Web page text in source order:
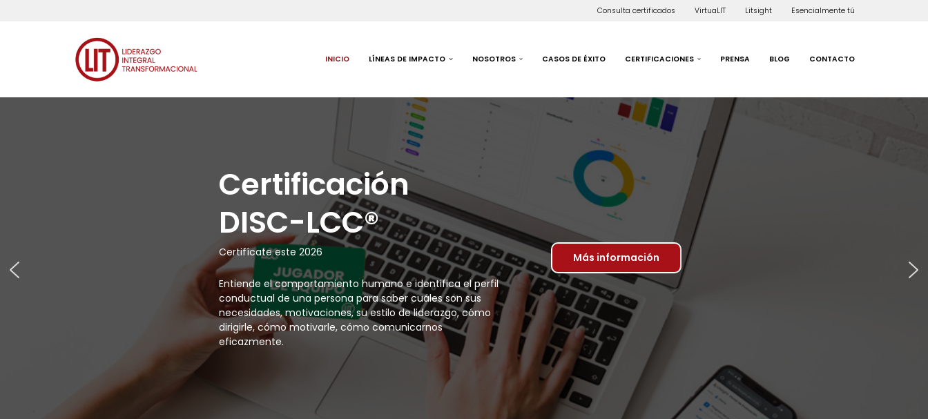
Consulta certificados VirtuaLIT Litsight Esencialmente tú
INICIO LÍNEAS DE IMPACTO NOSOTROS CASOS DE ÉXITO CERTIFICACIONES PRENSA BLOG CONTACTO
Certificación
DISC-LCC®
Certifícate este 2026
Entiende el comportamiento humano e identifica el perfil
conductual de una persona para saber cuáles son sus
necesidades, motivaciones, su estilo de liderazgo, cómo
dirigirle, cómo motivarle, cómo comunicarnos
eficazmente.
Más información